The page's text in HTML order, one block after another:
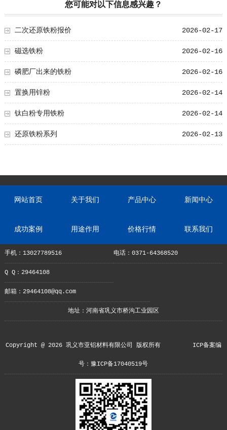
您可能对以下信息感兴趣？
2026-02-17
二次还原铁粉报价
2026-02-16
磁选铁粉
2026-02-16
磷肥厂出来的铁粉
2026-02-14
置换用锌粉
2026-02-14
钛白粉专用铁粉
2026-02-13
还原铁粉系列
网站首页 关于我们 产品中心 新闻中心
成功案例 用途作用 价格行情 联系我们
手机：13027789516 电话：0371-64368520
Q Q：29464108
邮箱：29464108@qq.com
地址：河南省巩义市桥沟工业园区
Copyright @ 2026 巩义市亚铝材料有限公司 版权所有 ICP备案编
号：豫ICP备17040519号